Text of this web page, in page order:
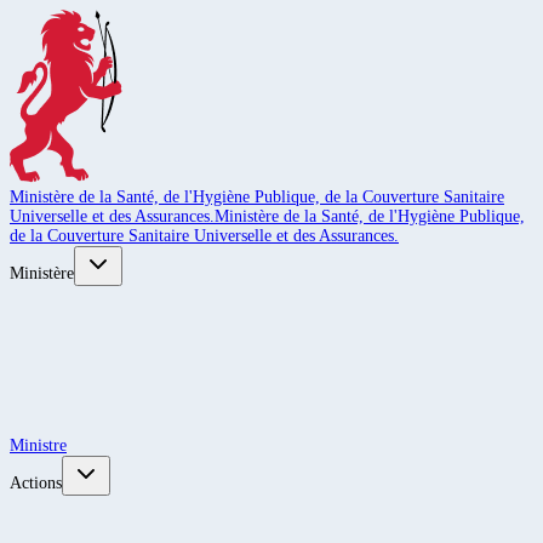
Ministère de la Santé, de l'Hygiène Publique, de la Couverture Sanitaire
Universelle et des Assurances.Ministère de la Santé, de l'Hygiène Publique,
de la Couverture Sanitaire Universelle et des Assurances.
Ministère
Ministre
Actions